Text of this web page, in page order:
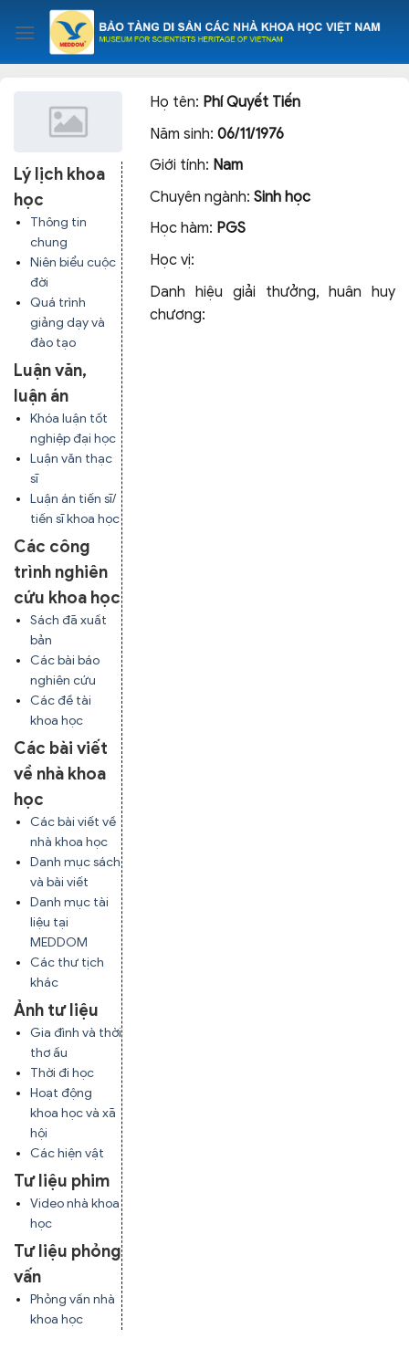
content
Lý lịch khoa
học
Thông tin
chung
Niên biểu cuộc
đời
Quá trình
giảng dạy và
đào tạo
Luận văn,
luận án
Khóa luận tốt
nghiệp đại học
Luận văn thạc
sĩ
Luận án tiến sĩ/
tiến sĩ khoa học
Các công
trình nghiên
cứu khoa học
Sách đã xuất
bản
Các bài báo
nghiên cứu
Các đề tài
khoa học
Các bài viết
về nhà khoa
học
Các bài viết về
nhà khoa học
Danh mục sách
và bài viết
Danh mục tài
liệu tại
MEDDOM
Các thư tịch
khác
Ảnh tư liệu
Gia đình và thời
thơ ấu
Thời đi học
Hoạt động
khoa học và xã
hội
Các hiện vật
Tư liệu phim
Video nhà khoa
học
Tư liệu phỏng
vấn
Phỏng vấn nhà
khoa học
Họ tên: Phí Quyết Tiến
Năm sinh:06/11/1976
Giới tính: Nam
Chuyên ngành:Sinh học
Học hàm: PGS
Học vị:
Danh hiệu giải thưởng, huân huy
chương: